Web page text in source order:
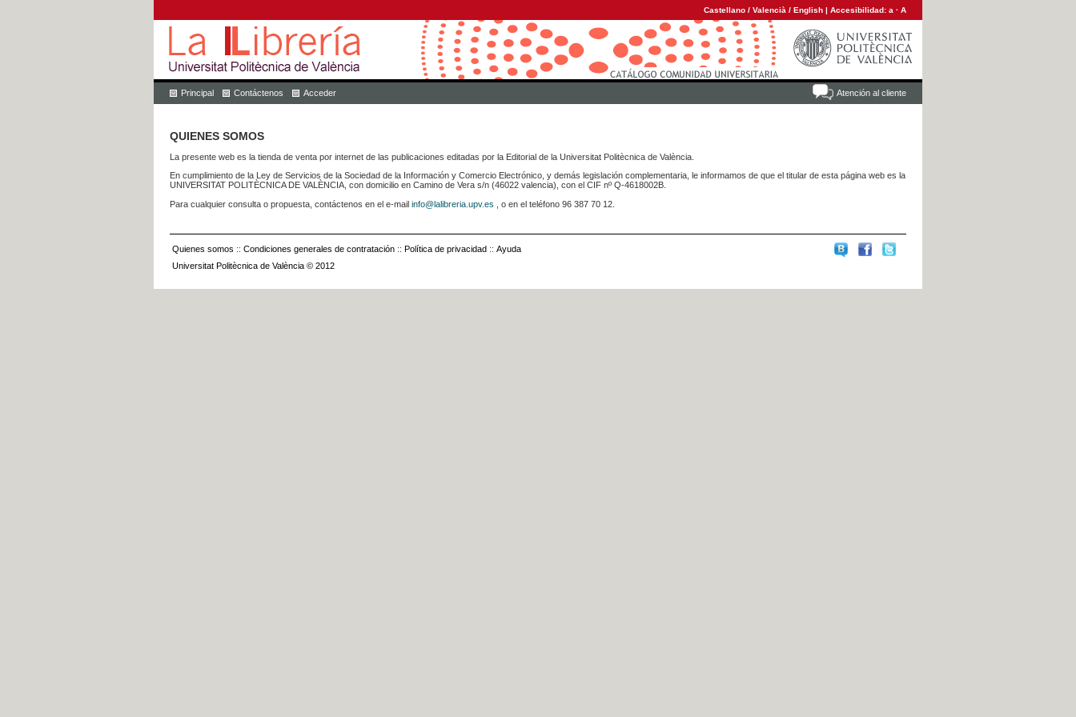
Castellano / Valencià / English | Accesibilidad: a · A
Atención al cliente
Principal Contáctenos Acceder
QUIENES SOMOS
La presente web es la tienda de venta por internet de las publicaciones editadas por la Editorial de la Universitat Politècnica de València.
En cumplimiento de la Ley de Servicios de la Sociedad de la Información y Comercio Electrónico, y demás legislación complementaria, le informamos de que el titular de esta página web es la
UNIVERSITAT POLITÈCNICA DE VALÈNCIA, con domicilio en Camino de Vera s/n (46022 valencia), con el CIF nº Q-4618002B.
Para cualquier consulta o propuesta, contáctenos en el e-mail info@lalibreria.upv.es , o en el teléfono 96 387 70 12.
Quienes somos :: Condiciones generales de contratación :: Política de privacidad :: Ayuda
Universitat Politècnica de València © 2012